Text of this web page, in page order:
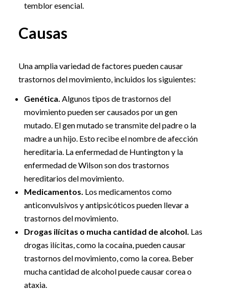
temblor esencial.
Causas
Una amplia variedad de factores pueden causar
trastornos del movimiento, incluidos los siguientes:
Genética. Algunos tipos de trastornos del
movimiento pueden ser causados por un gen
mutado. El gen mutado se transmite del padre o la
madre a un hijo. Esto recibe el nombre de afección
hereditaria. La enfermedad de Huntington y la
enfermedad de Wilson son dos trastornos
hereditarios del movimiento.
Medicamentos. Los medicamentos como
anticonvulsivos y antipsicóticos pueden llevar a
trastornos del movimiento.
Drogas ilícitas o mucha cantidad de alcohol. Las
drogas ilícitas, como la cocaína, pueden causar
trastornos del movimiento, como la corea. Beber
mucha cantidad de alcohol puede causar corea o
ataxia.